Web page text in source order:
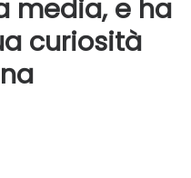
media, e ha
curiosità